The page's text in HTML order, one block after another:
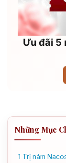
Ưu đãi 5
Những Mục
1 Trị nám